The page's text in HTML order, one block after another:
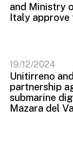
and Ministry
Italy approve
19/12/2024
Unitirreno
partnership
submarine
Mazara del